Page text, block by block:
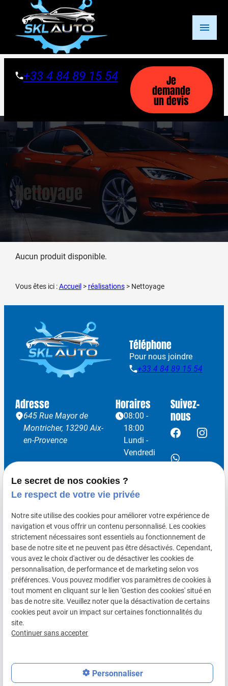
menu
+33 4 84 89 15 54 Je
demande
un devis
Vous êtes ici :Accueil> réalisations> Nettoyage
Nettoyage
Aucun produit disponible.
Téléphone
Pour nous joindre
+33 4 84 89 15 54
Adresse
645 Rue Mayor de
Montricher, 13290 Aix-
en-Provence
Horaires
08:00 -
18:00
Lundi -
Vendredi
Suivez-
nous
Remplacement pare-brise
Carrosserie
Reprogrammation / Optimisation moteur
Réparation de carrosserie
Entretien esthétique automobile
Mentions
légales
Politique de
confidentialité
Gestion
des
Plan du
site
Siret :52341523000011
Panneau de gestion des cookies
Le secret de nos cookies ?
Le respect de votre vie privée
Notre site utilise des cookies pour améliorer votre expérience de
navigation et vous offrir un contenu personnalisé. Les cookies
strictement nécessaires sont essentiels au fonctionnement de
base de notre site et ne peuvent pas être désactivés. Cependant,
vous avez le choix d'activer ou de désactiver les cookies de
personnalisation, de performance et de marketing selon vos
préférences. Vous pouvez modifier vos paramètres de cookies à
tout moment en cliquant sur le lien 'Gestion des cookies' situé en
bas de notre site. Veuillez noter que la désactivation de certains
cookies peut avoir un impact sur certaines fonctionnalités du
site.
Continuer sans accepter
Personnaliser